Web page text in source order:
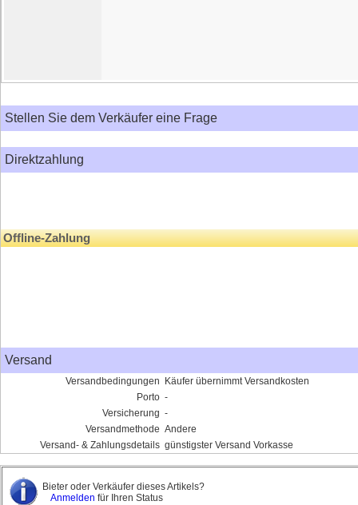
Stellen Sie dem Verkäufer eine Frage
Direktzahlung
Offline-Zahlung
Versand
Versandbedingungen
Käufer übernimmt Versandkosten
Porto -
Versicherung -
Versandmethode Andere
Versand- & Zahlungsdetails günstigster Versand Vorkasse
Bieter oder Verkäufer dieses Artikels?
Anmelden für Ihren Status